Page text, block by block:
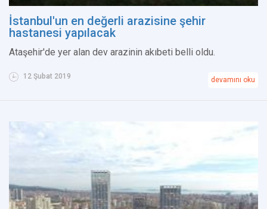
İstanbul'un en değerli arazisine şehir
hastanesi yapılacak
Ataşehir'de yer alan dev arazinin akıbeti belli oldu.
12 Şubat 2019 devamını oku